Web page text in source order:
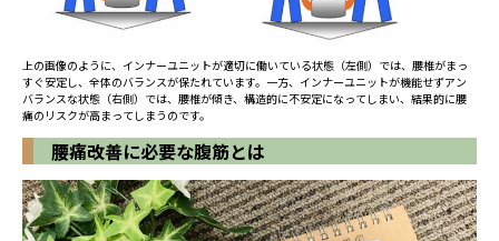
上の画像のように、インナーユニットが適切に働いている状態（左側）では、腰椎がまっ
すぐ安定し、全体のバランスが保たれています。一方、インナーユニットが機能せずアン
バランスな状態（右側）では、腰椎が傾き、構造的に不安定になってしまい、結果的に腰
痛のリスクが高まってしまうのです。
腰痛改善に必要な腹筋とは